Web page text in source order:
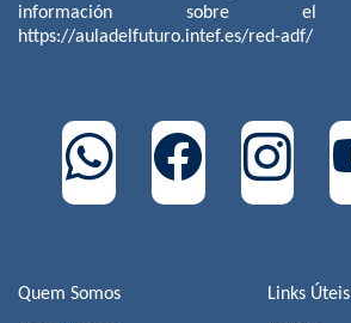
Quem Somos Links Úteis
información sobre el
https://auladelfuturo.intef.es/red-adf/